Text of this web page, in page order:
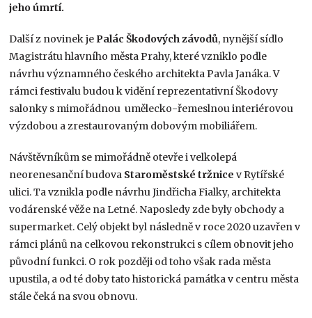
jeho úmrtí.
Další z novinek je Palác Škodových závodů, nynější sídlo
Magistrátu hlavního města Prahy, které vzniklo podle
návrhu významného českého architekta Pavla Janáka. V
rámci festivalu budou k vidění reprezentativní Škodovy
salonky s mimořádnou umělecko-řemeslnou interiérovou
výzdobou a zrestaurovaným dobovým mobiliářem.
Návštěvníkům se mimořádně otevře i velkolepá
neorenesanční budova Staroměstské tržnicev Rytířské
ulici. Ta vznikla podle návrhu Jindřicha Fialky, architekta
vodárenské věže na Letné. Naposledy zde byly obchody a
supermarket. Celý objekt byl následně v roce 2020 uzavřen v
rámci plánů na celkovou rekonstrukci s cílem obnovit jeho
původní funkci. O rok později od toho však rada města
upustila, a od té doby tato historická památka v centru města
stále čeká na svou obnovu.